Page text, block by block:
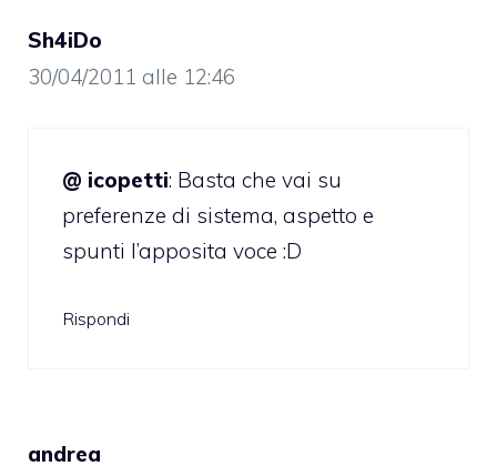
Sh4iDo
30/04/2011 alle 12:46
@ icopetti: Basta che vai su
preferenze di sistema, aspetto e
spunti l’apposita voce :D
Rispondi
andrea